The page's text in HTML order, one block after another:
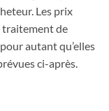
Les prix
traitement de
autant qu’elles
ci-après.